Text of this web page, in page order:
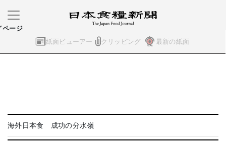
紙面ビューアー クリッピング 最新の紙面
ページ
海外日本食 成功の分水嶺